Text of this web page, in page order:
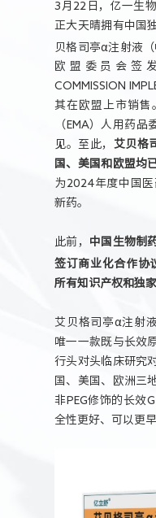
3月22日，亿一生
正大天晴拥有中国
贝格司亭α注射液
欧盟委员会签
COMMISSION
其在欧盟上市销售
（EMA）人用药品
见。至此， 艾贝格
国、美国和欧盟均
为2024年度中国
新药。
此前， 中国生物制
签订商业化合作协
所有知识产权和独
艾贝格司亭α注射
唯一一款既与长效
行头对头临床研究
国、美国、欧洲三
非PEG修饰的长效
全性更好、可以更